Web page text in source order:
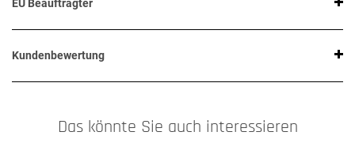
EU Beauftragter
Kundenbewertung
Das könnte Sie auch interessieren